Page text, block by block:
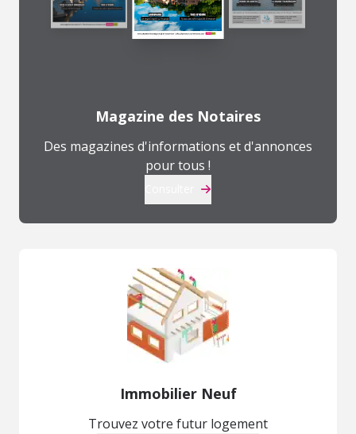
Magazine des Notaires
Des magazines d'informations et d'annonces
pour tous !
Immobilier Neuf
Trouvez votre futur logement